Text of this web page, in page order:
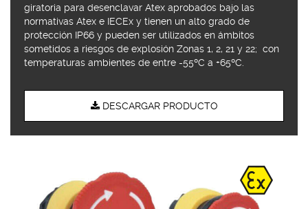
giratoria para desenclavar Atex aprobados bajo las
normativas Atex e IECEx y tienen un alto grado de
protección IP66 y pueden ser utilizados en ámbitos
sometidos a riesgos de explosión Zonas 1, 2, 21 y 22; con
temperaturas ambientes de entre -55ºC a +65ºC.
DESCARGAR PRODUCTO